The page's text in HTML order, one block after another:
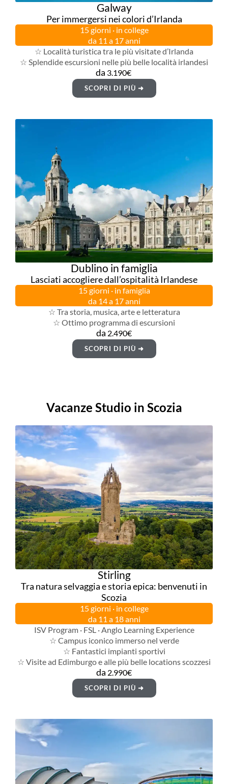
Galway
Per immergersi nei colori d’Irlanda
15 giorni · in college
da 11 a 17 anni
☆ Località turistica tra le più visitate d’Irlanda
☆ Splendide escursioni nelle più belle località irlandesi
da 3.190€
SCOPRI DI PIÙ ➜
Dublino in famiglia
Lasciati accogliere dall’ospitalità Irlandese
15 giorni · in famiglia
da 14 a 17 anni
☆ Tra storia, musica, arte e letteratura
☆ Ottimo programma di escursioni
da 2.490€
SCOPRI DI PIÙ ➜
Stirling
Tra natura selvaggia e storia epica: benvenuti in
Scozia
15 giorni · in college
da 11 a 18 anni
ISV Program · FSL · Anglo Learning Experience
☆ Campus iconico immerso nel verde
☆ Fantastici impianti sportivi
☆ Visite ad Edimburgo e alle più belle locations scozzesi
da 2.990€
SCOPRI DI PIÙ ➜
Vacanze Studio in Scozia